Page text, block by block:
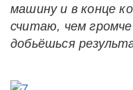
машину и в конце
считаю, чем
добьёшься